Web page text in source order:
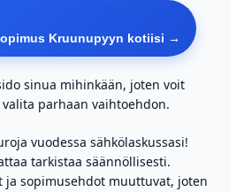
Kruunupyyn kotiisi →
sinua mihinkään, joten voit
parhaan vaihtoehdon.
vuodessa sähkölaskussasi!
tarkistaa säännöllisesti.
ja sopimusehdot muuttuvat, joten